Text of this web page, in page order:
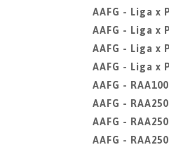
AAFG - Liga x
AAFG - Liga x
AAFG - Liga x
AAFG - Liga x
AAFG -
AAFG -
AAFG -
AAFG -